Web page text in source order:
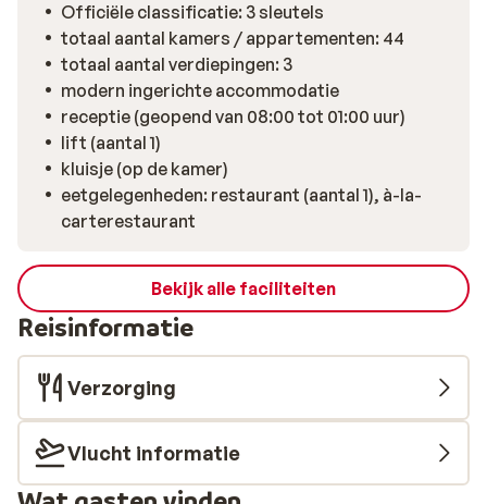
Officiële classificatie: 3 sleutels
totaal aantal kamers / appartementen: 44
totaal aantal verdiepingen: 3
modern ingerichte accommodatie
receptie (geopend van 08:00 tot 01:00 uur)
lift (aantal 1)
kluisje (op de kamer)
eetgelegenheden: restaurant (aantal 1), à-la-
carterestaurant
Bekijk alle faciliteiten
Reisinformatie
Verzorging
Vlucht informatie